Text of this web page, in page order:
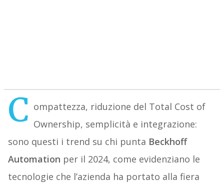
C ompattezza, riduzione del Total Cost of
Ownership, semplicità e integrazione:
sono questi i trend su chi punta Beckhoff
Automation per il 2024, come evidenziano le
tecnologie che l’azienda ha portato alla fiera